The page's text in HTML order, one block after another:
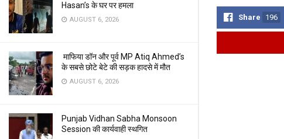
Hasan’s के घर पर हमला
AUGUST 6, 2026
माफिया डॉन और पूर्व MP Atiq Ahmed’s
के सबसे छोटे बेटे की सड़क हादसे में मौत
AUGUST 6, 2026
Punjab Vidhan Sabha Monsoon
Session की कार्यवाही स्थगित
Share 196